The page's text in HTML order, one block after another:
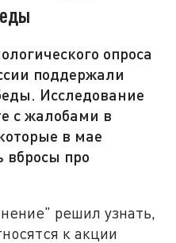
опроса
поддержали
Исследование
с жалобами в
в мае
вбросы про
решил узнать,
к акции